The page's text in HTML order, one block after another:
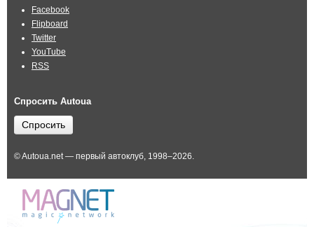
Facebook
Flipboard
Twitter
YouTube
RSS
Спросить Autoua
Спросить
© Autoua.net — первый автоклуб, 1998–2026.